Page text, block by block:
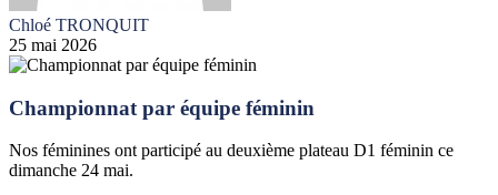
Chloé TRONQUIT
25 mai 2026
Championnat par équipe féminin
Nos féminines ont participé au deuxième plateau D1 féminin ce
dimanche 24 mai.